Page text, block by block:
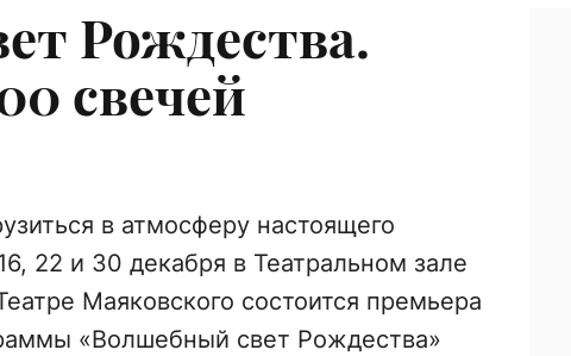
Рождества.
свечей
в атмосферу настоящего
22 и 30 декабря в Театральном зале
Маяковского состоится премьера
«Волшебный свет Рождества»